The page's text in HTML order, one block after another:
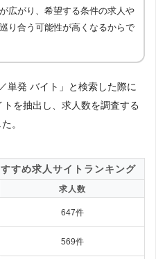
広がり、希望する条件の求人や
り合う可能性が高くなるからで
単発 バイト」と検索した際に
を抽出し、求人数を調査する
。
すめ求人サイトランキング
求人数
647件
569件